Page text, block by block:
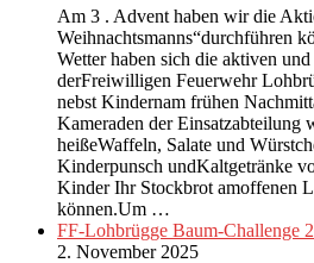
Am 3 . Advent haben wir die
Weihnachtsmanns“durchführen
Wetter haben sich die aktiven
derFreiwilligen Feuerwehr
nebst Kindernam frühen
Kameraden der Einsatzabteilung
heißeWaffeln, Salate und
Kinderpunsch undKaltgetränke
Kinder Ihr Stockbrot amoffenen
können.Um …
FF-Lohbrügge Baum-Challenge
2. November 2025